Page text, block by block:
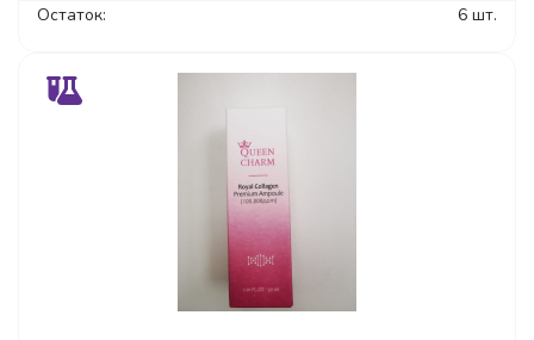
Остаток:
6 шт.